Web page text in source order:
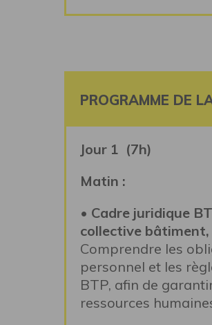
PROGRAMME DE
Jour 1 (7h)
Matin :
• Cadre juridique
collective
Comprendre les
personnel et les
BTP, afin de
ressources